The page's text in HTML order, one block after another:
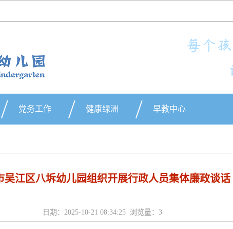
党务工作 健康绿洲 早教中心
吴江区八坼幼儿园组织开展行政人员集体廉政谈话
日期：2025-10-21 08:34:25 浏览量： 3